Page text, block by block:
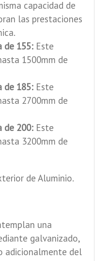
capacidad de
las prestaciones
de 155:Este
1500mm de
de 185:Este
2700mm de
de 200:Este
3200mm de
de Aluminio.
una
galvanizado,
adicionalmente del